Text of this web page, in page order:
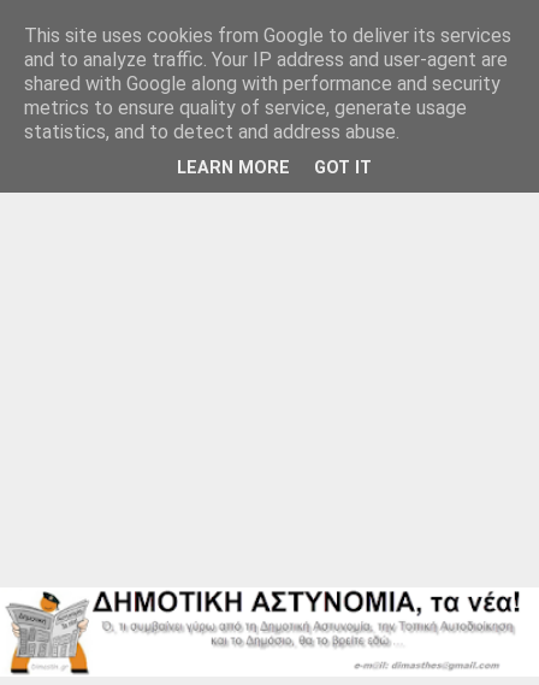
This site uses cookies from Google to deliver its services
and to analyze traffic. Your IP address and user-agent are
shared with Google along with performance and security
metrics to ensure quality of service, generate usage
statistics, and to detect and address abuse.
LEARN MORE GOT IT